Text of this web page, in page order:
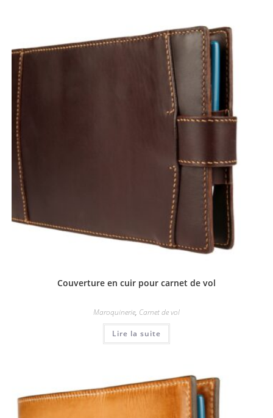
Couverture en cuir pour carnet de vol
Maroquinerie, Carnet de vol
Lire la suite